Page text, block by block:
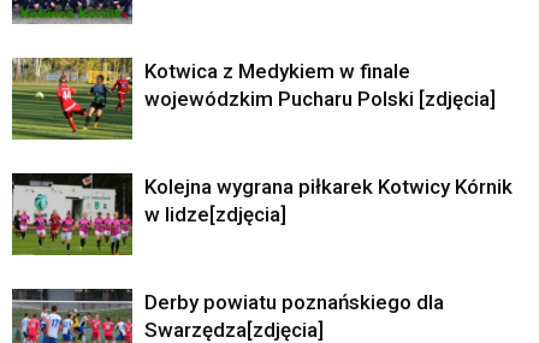
Kotwica z Medykiem w finale
wojewódzkim Pucharu Polski [zdjęcia]
Kolejna wygrana piłkarek Kotwicy Kórnik
w lidze[zdjęcia]
Derby powiatu poznańskiego dla
Swarzędza[zdjęcia]